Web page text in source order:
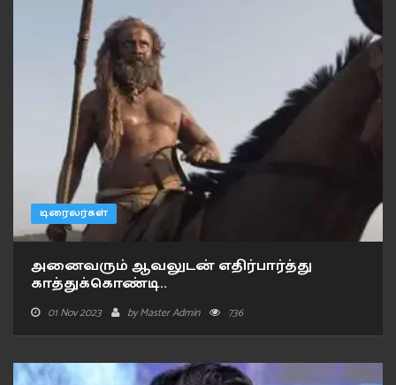
டிரைலர்கள்
அனைவரும் ஆவலுடன் எதிர்பார்த்து
காத்துக்கொண்டி..
01 Nov 2023 byMaster Admin 736